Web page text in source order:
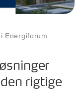
Energiforum
rigtige